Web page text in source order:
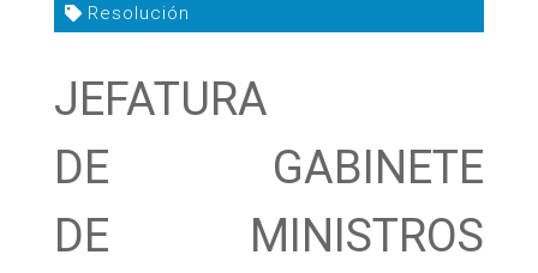
Resolución
JEFATURA
DE GABINETE
DE MINISTROS